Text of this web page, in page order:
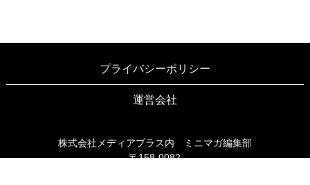
プライバシーポリシー
運営会社
株式会社メディアプラス内 ミニマガ編集部
〒158-0082